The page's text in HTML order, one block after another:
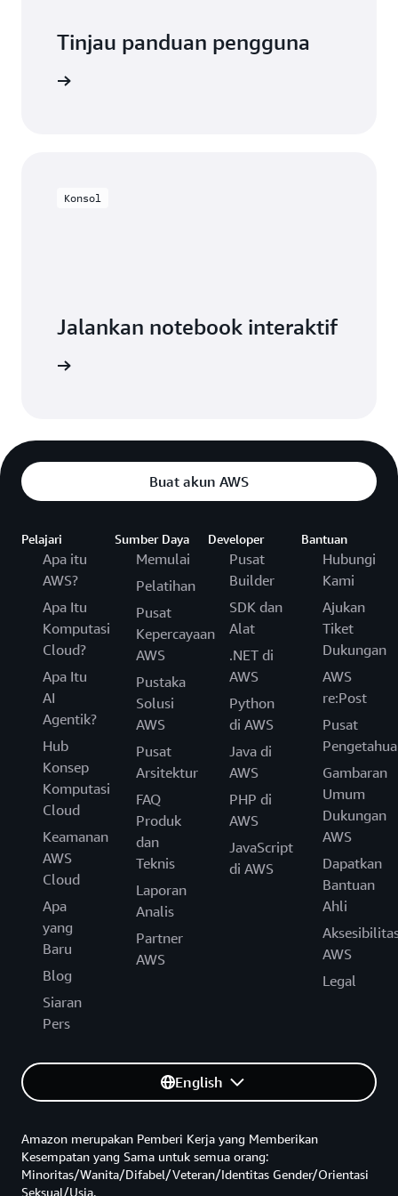
Tinjau panduan pengguna
Konsol
Jalankan notebook interaktif
Buat akun AWS
Pelajari
Apa itu
AWS?
Apa Itu
Komputasi
Cloud?
Apa Itu
AI
Agentik?
Hub
Konsep
Komputasi
Cloud
Keamanan
AWS
Cloud
Apa
yang
Baru
Blog
Siaran
Pers
Sumber Daya
Memulai
Pelatihan
Pusat
Kepercayaan
AWS
Pustaka
Solusi
AWS
Pusat
Arsitektur
FAQ
Produk
dan
Teknis
Laporan
Analis
Partner
AWS
Developer
Pusat
Builder
SDK dan
Alat
.NET di
AWS
Python
di AWS
Java di
AWS
PHP di
AWS
JavaScript
di AWS
Bantuan
Hubungi
Kami
Ajukan
Tiket
Dukungan
AWS
re:Post
Pusat
Gambaran
Umum
Dukungan
AWS
Dapatkan
Bantuan
Ahli
AWS
Legal
English
Amazon merupakan Pemberi Kerja yang Memberikan
Kesempatan yang Sama untuk semua orang:
Minoritas/Wanita/Difabel/Veteran/Identitas Gender/Orientasi
Seksual/Usia.